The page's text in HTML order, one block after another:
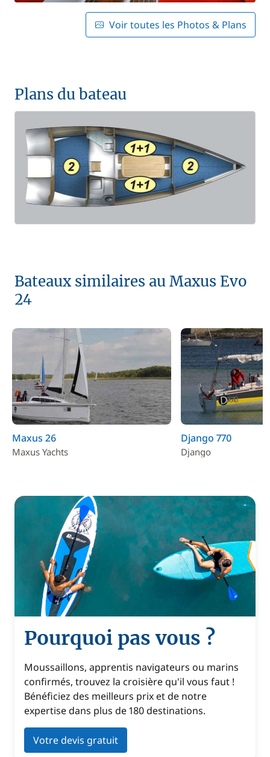
Voir toutes les Photos & Plans
Plans du bateau
Bateaux similaires au Maxus Evo
24
Maxus 26
Maxus Yachts
Django 770
Django
Pourquoi pas vous ?
Moussaillons, apprentis navigateurs ou marins
confirmés, trouvez la croisière qu'il vous faut !
Bénéficiez des meilleurs prix et de notre
expertise dans plus de 180 destinations.
Votre devis gratuit